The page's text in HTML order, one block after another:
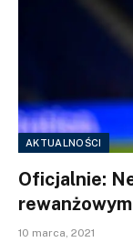
AKTUALNOŚCI
Oficjalnie:
10 marca, 2021